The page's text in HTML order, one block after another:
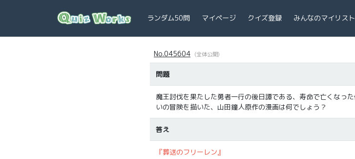
ランダム50問 マイページ クイズ登録 みんなのマイリスト
No.045604 (全体公開)
問題
魔王討伐を果たした勇者一行の後日譚である、寿命で亡くなっ
いの冒険を描いた、山田鐘人原作の漫画は何でしょう？
答え
『葬送のフリーレン』